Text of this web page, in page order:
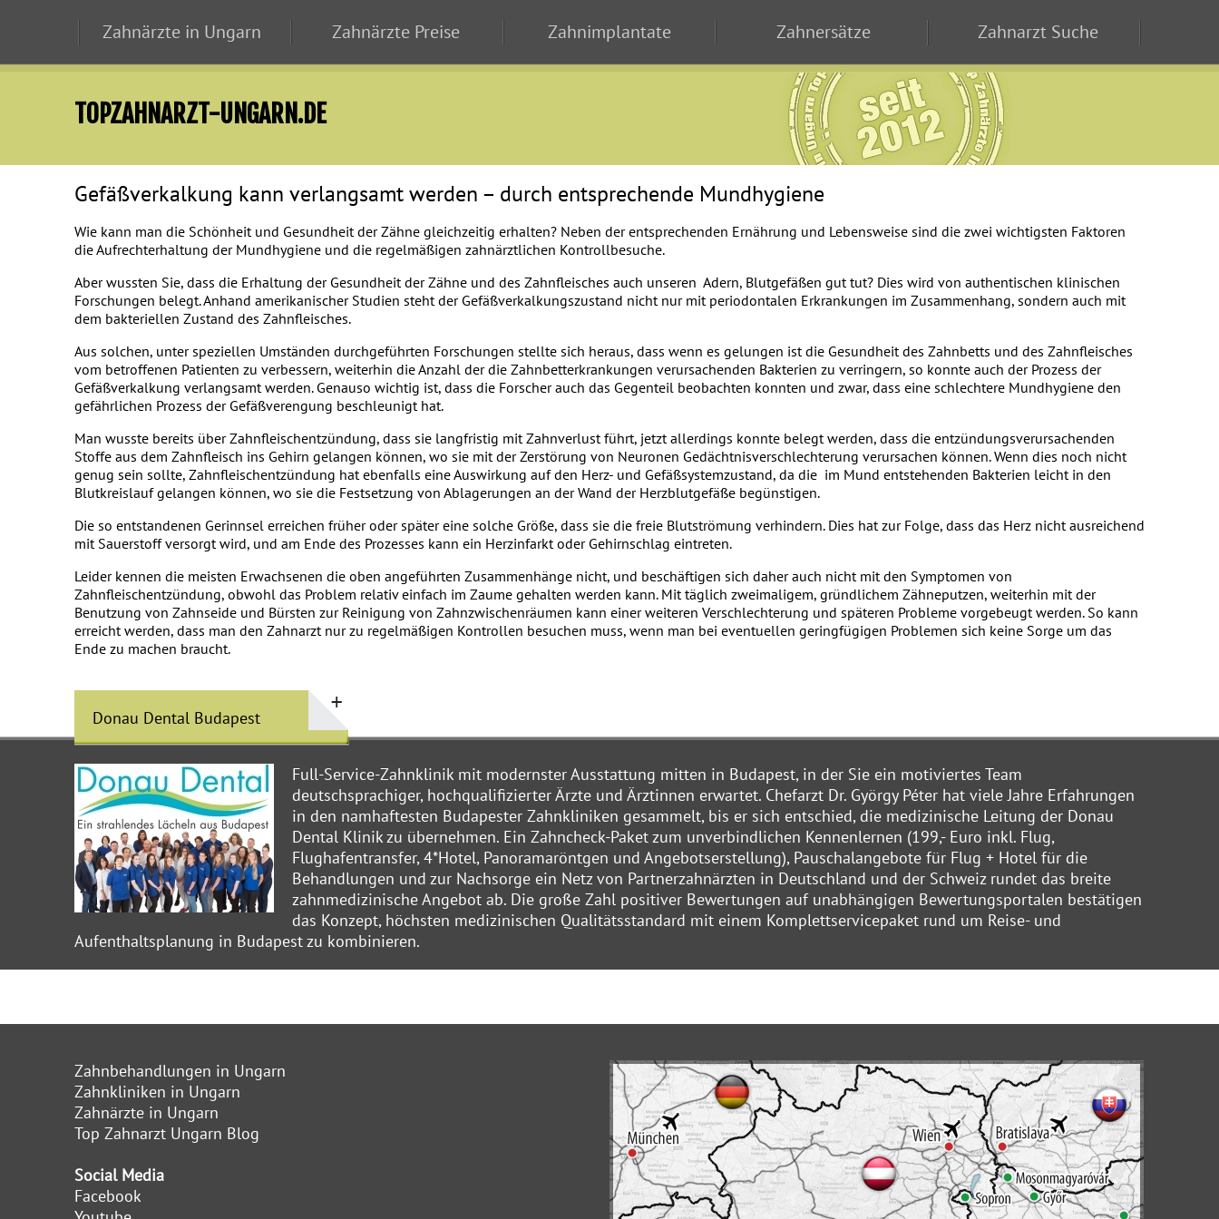
Zahnärzte in Ungarn Zahnärzte Preise Zahnimplantate Zahnersätze Zahnarzt Suche
TOPZAHNARZT-UNGARN.DE
Gefäßverkalkung kann verlangsamt werden – durch entsprechende Mundhygiene
Wie kann man die Schönheit und Gesundheit der Zähne gleichzeitig erhalten? Neben der entsprechenden Ernährung und Lebensweise sind die zwei wichtigsten Faktoren
die Aufrechterhaltung der Mundhygiene und die regelmäßigen zahnärztlichen Kontrollbesuche.
Aber wussten Sie, dass die Erhaltung der Gesundheit der Zähne und des Zahnfleisches auch unseren Adern, Blutgefäßen gut tut? Dies wird von authentischen klinischen
Forschungen belegt. Anhand amerikanischer Studien steht der Gefäßverkalkungszustand nicht nur mit periodontalen Erkrankungen im Zusammenhang, sondern auch mit
dem bakteriellen Zustand des Zahnfleisches.
Aus solchen, unter speziellen Umständen durchgeführten Forschungen stellte sich heraus, dass wenn es gelungen ist die Gesundheit des Zahnbetts und des Zahnfleisches
vom betroffenen Patienten zu verbessern, weiterhin die Anzahl der die Zahnbetterkrankungen verursachenden Bakterien zu verringern, so konnte auch der Prozess der
Gefäßverkalkung verlangsamt werden. Genauso wichtig ist, dass die Forscher auch das Gegenteil beobachten konnten und zwar, dass eine schlechtere Mundhygiene den
gefährlichen Prozess der Gefäßverengung beschleunigt hat.
Man wusste bereits über Zahnfleischentzündung, dass sie langfristig mit Zahnverlust führt, jetzt allerdings konnte belegt werden, dass die entzündungsverursachenden
Stoffe aus dem Zahnfleisch ins Gehirn gelangen können, wo sie mit der Zerstörung von Neuronen Gedächtnisverschlechterung verursachen können. Wenn dies noch nicht
genug sein sollte, Zahnfleischentzündung hat ebenfalls eine Auswirkung auf den Herz- und Gefäßsystemzustand, da die im Mund entstehenden Bakterien leicht in den
Blutkreislauf gelangen können, wo sie die Festsetzung von Ablagerungen an der Wand der Herzblutgefäße begünstigen.
Die so entstandenen Gerinnsel erreichen früher oder später eine solche Größe, dass sie die freie Blutströmung verhindern. Dies hat zur Folge, dass das Herz nicht ausreichend
mit Sauerstoff versorgt wird, und am Ende des Prozesses kann ein Herzinfarkt oder Gehirnschlag eintreten.
Leider kennen die meisten Erwachsenen die oben angeführten Zusammenhänge nicht, und beschäftigen sich daher auch nicht mit den Symptomen von
Zahnfleischentzündung, obwohl das Problem relativ einfach im Zaume gehalten werden kann. Mit täglich zweimaligem, gründlichem Zähneputzen, weiterhin mit der
Benutzung von Zahnseide und Bürsten zur Reinigung von Zahnzwischenräumen kann einer weiteren Verschlechterung und späteren Probleme vorgebeugt werden. So kann
erreicht werden, dass man den Zahnarzt nur zu regelmäßigen Kontrollen besuchen muss, wenn man bei eventuellen geringfügigen Problemen sich keine Sorge um das
Ende zu machen braucht.
Donau Dental Budapest
Full-Service-Zahnklinik mit modernster Ausstattung mitten in Budapest, in der Sie ein motiviertes Team
deutschsprachiger, hochqualifizierter Ärzte und Ärztinnen erwartet. Chefarzt Dr. György Péter hat viele Jahre Erfahrungen
in den namhaftesten Budapester Zahnkliniken gesammelt, bis er sich entschied, die medizinische Leitung der Donau
Dental Klinik zu übernehmen. Ein Zahncheck-Paket zum unverbindlichen Kennenlernen (199,- Euro inkl. Flug,
Flughafentransfer, 4*Hotel, Panoramaröntgen und Angebotserstellung), Pauschalangebote für Flug + Hotel für die
Behandlungen und zur Nachsorge ein Netz von Partnerzahnärzten in Deutschland und der Schweiz rundet das breite
zahnmedizinische Angebot ab. Die große Zahl positiver Bewertungen auf unabhängigen Bewertungsportalen bestätigen
das Konzept, höchsten medizinischen Qualitätsstandard mit einem Komplettservicepaket rund um Reise- und
Aufenthaltsplanung in Budapest zu kombinieren.
Zahnbehandlungen in Ungarn
Zahnkliniken in Ungarn
Zahnärzte in Ungarn
Top Zahnarzt Ungarn Blog
Social Media
Facebook